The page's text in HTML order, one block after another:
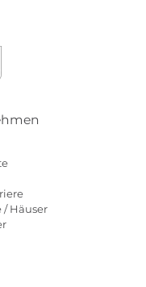
/ Häuser